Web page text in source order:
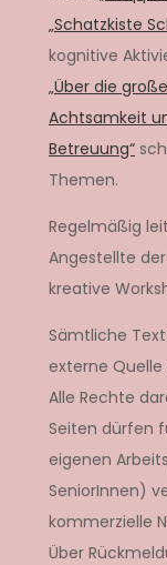
„Schatzkiste
kognitive
„Über die
Achtsamkeit
Betreuung“
Themen.
Regelmäßig
Angestellte
kreative
Sämtliche
externe Quelle
Alle Rechte
Seiten dürfen
eigenen
SeniorInnen)
kommerzielle
Über